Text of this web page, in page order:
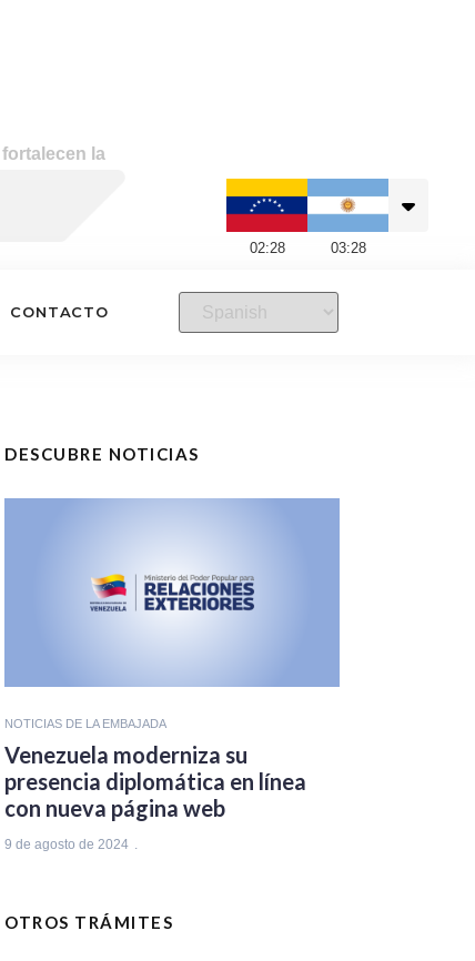
la
02:28 03:28
CONTACTO
DESCUBRE NOTICIAS
NOTICIAS DE LA EMBAJADA
Venezuela moderniza su
presencia diplomática en línea
con nueva página web
9 de agosto de 2024
OTROS TRÁMITES